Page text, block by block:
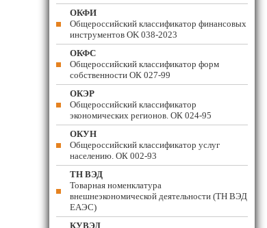
ОКФИ
Общероссийский классификатор финансовых
инструментов OK 038-2023
ОКФС
Общероссийский классификатор форм
собственности ОК 027-99
ОКЭР
Общероссийский классификатор
экономических регионов. ОК 024-95
ОКУН
Общероссийский классификатор услуг
населению. ОК 002-93
ТН ВЭД
Товарная номенклатура
внешнеэкономической деятельности (ТН ВЭД
ЕАЭС)
КУВЭД